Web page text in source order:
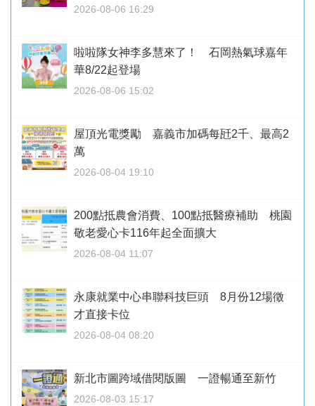
2026-08-06 16:29
啦啦隊女神李多慧來了！ 石岡熱氣球嘉年
華8/22起登場
2026-08-06 15:02
屋頂光電獎勵 嘉義市加碼每瓩2千、最高2
萬
2026-08-04 19:10
200點抵農會消費、100點抵醫療補助 桃園
敬老愛心卡116年起全面擴大
2026-08-04 11:07
永康就業中心串聯科技巨頭 8月份12場徵
才直接卡位
2026-08-04 08:20
新北市圖跨域借閱版圖 一證暢通至新竹
2026-08-03 15:17